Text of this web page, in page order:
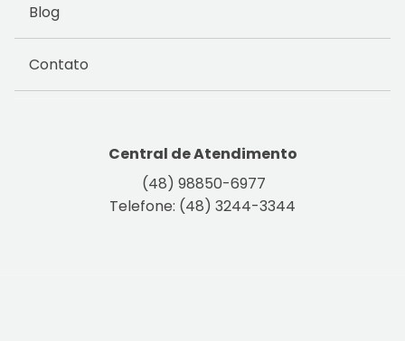
Blog
Contato
Central de Atendimento
(48) 98850-6977
Telefone: (48) 3244-3344